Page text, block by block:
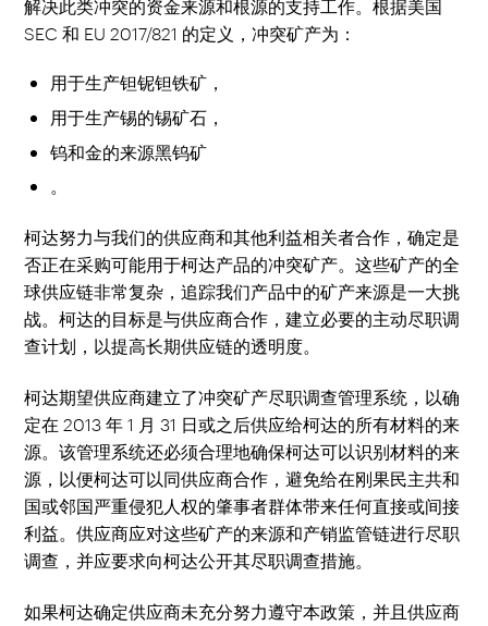
解决此类冲突的资金来源和根源的支持工作。根据美国
SEC 和 EU 2017/821 的定义，冲突矿产为：
用于生产钽铌钽铁矿，
用于生产锡的锡矿石，
钨和金的来源黑钨矿
。
柯达努力与我们的供应商和其他利益相关者合作，确定是
否正在采购可能用于柯达产品的冲突矿产。这些矿产的全
球供应链非常复杂，追踪我们产品中的矿产来源是一大挑
战。柯达的目标是与供应商合作，建立必要的主动尽职调
查计划，以提高长期供应链的透明度。
柯达期望供应商建立了冲突矿产尽职调查管理系统，以确
定在 2013 年 1 月 31 日或之后供应给柯达的所有材料的来
源。该管理系统还必须合理地确保柯达可以识别材料的来
源，以便柯达可以同供应商合作，避免给在刚果民主共和
国或邻国严重侵犯人权的肇事者群体带来任何直接或间接
利益。供应商应对这些矿产的来源和产销监管链进行尽职
调查，并应要求向柯达公开其尽职调查措施。
如果柯达确定供应商未充分努力遵守本政策，并且供应商